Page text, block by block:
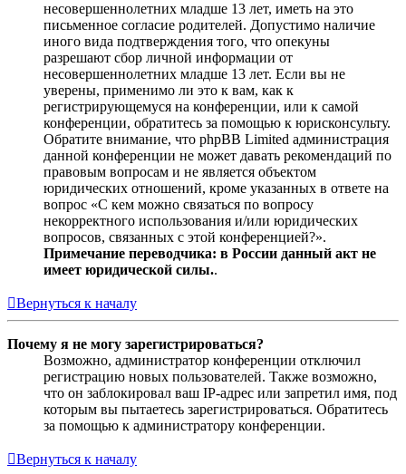
несовершеннолетних младше 13 лет, иметь на это
письменное согласие родителей. Допустимо наличие
иного вида подтверждения того, что опекуны
разрешают сбор личной информации от
несовершеннолетних младше 13 лет. Если вы не
уверены, применимо ли это к вам, как к
регистрирующемуся на конференции, или к самой
конференции, обратитесь за помощью к юрисконсульту.
Обратите внимание, что phpBB Limited администрация
данной конференции не может давать рекомендаций по
правовым вопросам и не является объектом
юридических отношений, кроме указанных в ответе на
вопрос «С кем можно связаться по вопросу
некорректного использования и/или юридических
вопросов, связанных с этой конференцией?».
Примечание переводчика: в России данный акт не
имеет юридической силы..
Вернуться к началу
Почему я не могу зарегистрироваться?
Возможно, администратор конференции отключил
регистрацию новых пользователей. Также возможно,
что он заблокировал ваш IP-адрес или запретил имя, под
которым вы пытаетесь зарегистрироваться. Обратитесь
за помощью к администратору конференции.
Вернуться к началу